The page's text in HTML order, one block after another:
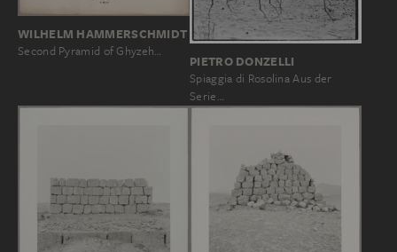
WILHELM HAMMERSCHMIDT
Second Pyramid of Ghyzeh…
PIETRO DONZELLI
Spiaggia di Rosolina Aus der
Serie…